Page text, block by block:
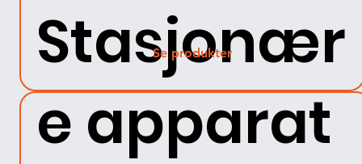
Stasjonær
e apparat
Se produkter